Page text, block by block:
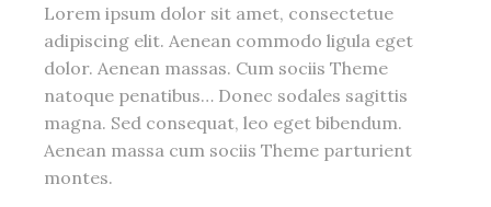
Lorem ipsum dolor sit amet, consectetue
adipiscing elit. Aenean commodo ligula eget
dolor. Aenean massas. Cum sociis Theme
natoque penatibus… Donec sodales sagittis
magna. Sed consequat, leo eget bibendum.
Aenean massa cum sociis Theme parturient
montes.